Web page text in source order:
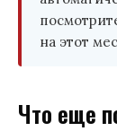
на этот
Что еще